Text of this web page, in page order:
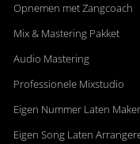
Opnemen met Zangcoach
Mix & Mastering Pakket
Audio Mastering
Professionele Mixstudio
Eigen Nummer Laten
Eigen Song Laten